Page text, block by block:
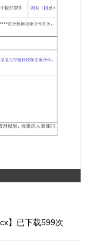
】已下载599次